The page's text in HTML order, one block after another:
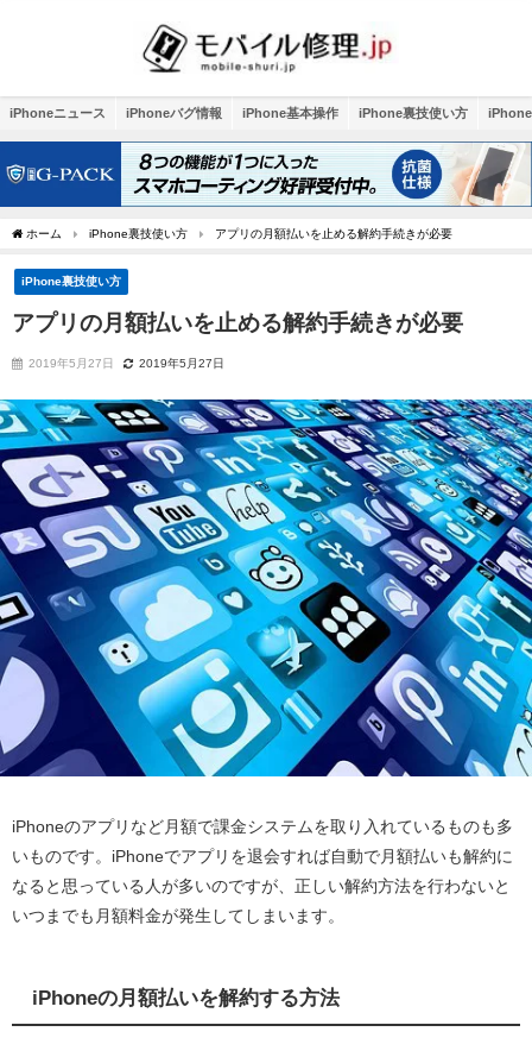
iPhoneニュース iPhoneバグ情報 iPhone基本操作 iPhone裏技使い方
ホーム iPhone裏技使い方 アプリの月額払いを止める解約手続きが必要
iPhone裏技使い方
アプリの月額払いを止める解約手続きが必要
2019年5月27日 2019年5月27日
iPhoneのアプリなど月額で課金システムを取り入れているものも多
いものです。iPhoneでアプリを退会すれば自動で月額払いも解約に
なると思っている人が多いのですが、正しい解約方法を行わないと
いつまでも月額料金が発生してしまいます。
iPhoneの月額払いを解約する方法